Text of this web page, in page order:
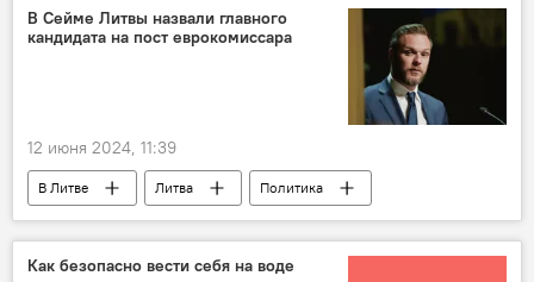
дипломатические отношения
двусторонние отношения
В Сейме Литвы назвали главного
кандидата на пост еврокомиссара
12 июня 2024, 11:39
В Литве Литва
Политика
Общество
Выборы в Европарламент — 2024
Еврокомиссия (ЕК)
еврокомиссар
Как безопасно вести себя на воде